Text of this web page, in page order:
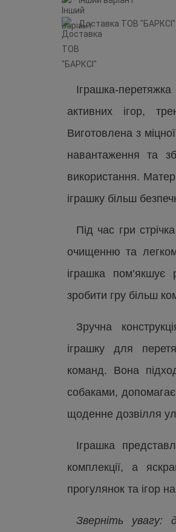
Доставка ТОВ "БАРКСІ"
Іграшка-
активних ігор,
Виготовлена з
навантаження та
використання.
іграшку більш
Під час гри
очищенню та
іграшка пом’якшує
зробити гру більш
Зручна
іграшку для
команд. Вона
собаками, допомагає
щоденне дозвілля
Іграшка
комплекції, а
прогулянок та ігор
Зверніть увагу: